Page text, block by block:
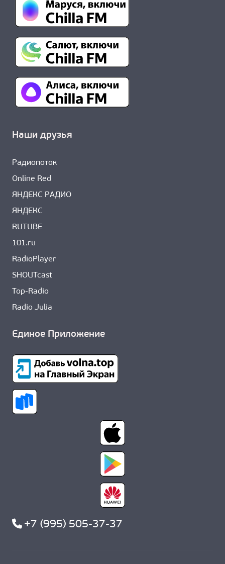
Наши друзья
Радиопоток
Online Red
ЯНДЕКС РАДИО
ЯНДЕКС
RUTUBE
101.ru
RadioPlayer
SHOUTcast
Top-Radio
Radio Julia
Единое Приложение
+7 (995) 505-37-37